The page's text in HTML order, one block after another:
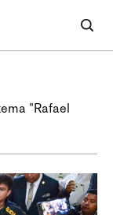
"Rafael